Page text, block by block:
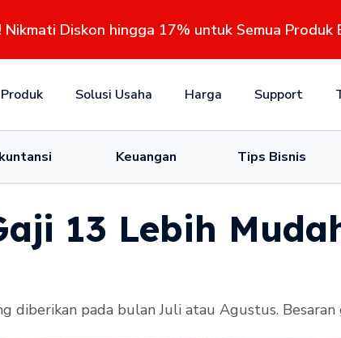
Nikmati Diskon hingga 17% untuk Semua Produk
Produk Solusi Usaha Harga Support
Keuangan Tips Bisnis
13 Lebih
diberikan pada bulan Juli atau Agustus.